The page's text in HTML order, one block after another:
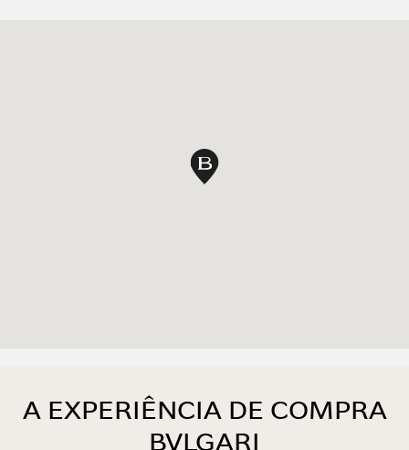
marcar no mapa
A EXPERIÊNCIA DE COMPRA
BVLGARI